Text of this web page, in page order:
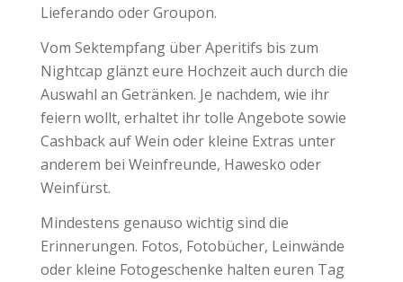
Lieferando oder Groupon.
Vom Sektempfang über Aperitifs bis zum
Nightcap glänzt eure Hochzeit auch durch die
Auswahl an Getränken. Je nachdem, wie ihr
feiern wollt, erhaltet ihr tolle Angebote sowie
Cashback auf Wein oder kleine Extras unter
anderem bei Weinfreunde, Hawesko oder
Weinfürst.
Mindestens genauso wichtig sind die
Erinnerungen. Fotos, Fotobücher, Leinwände
oder kleine Fotogeschenke halten euren Tag